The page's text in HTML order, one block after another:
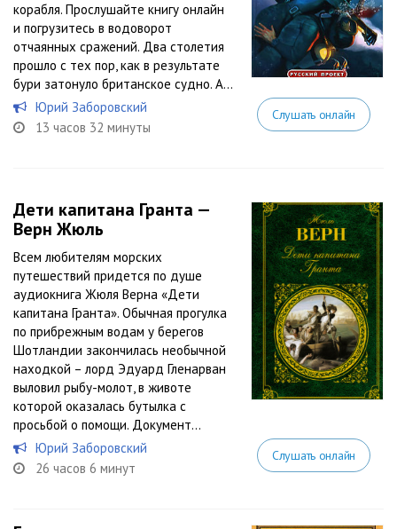
корабля. Прослушайте книгу онлайн
и погрузитесь в водоворот
отчаянных сражений. Два столетия
прошло с тех пор, как в результате
бури затонуло британское судно. А...
Юрий Заборовский
13 часов 32 минуты
Слушать онлайн
Дети капитана Гранта —
Верн Жюль
Всем любителям морских
путешествий придется по душе
аудиокнига Жюля Верна «Дети
капитана Гранта». Обычная прогулка
по прибрежным водам у берегов
Шотландии закончилась необычной
находкой – лорд Эдуард Гленарван
выловил рыбу-молот, в животе
которой оказалась бутылка с
просьбой о помощи. Документ...
Юрий Заборовский
26 часов 6 минут
Слушать онлайн